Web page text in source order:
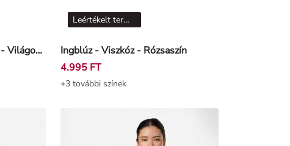
Ujjatlan felső - Bordázott - Világossárga Ingblúz - Viszkóz - Rózsaszín
Leértékelt termékek
4.995 FT
+3 további színek